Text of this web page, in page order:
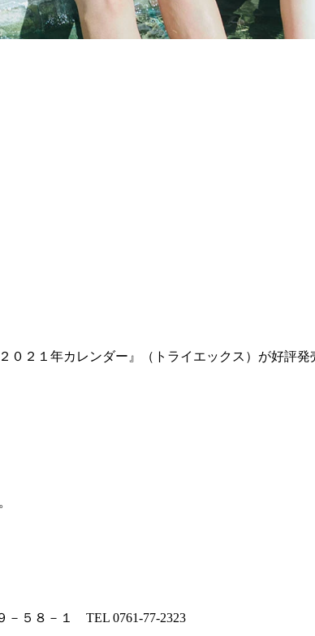
０２１年カレンダー』（トライエックス）が好評発
－５８－１ TEL 0761-77-2323